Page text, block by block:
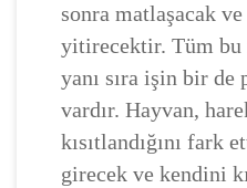
sonra matlaşacak ve
yitirecektir. Tüm
yanı sıra işin bir
vardır. Hayvan,
kısıtlandığını fark
girecek ve kendini